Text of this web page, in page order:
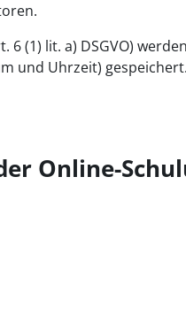
(1) lit. a) DSGVO)
und Uhrzeit) gespeichert.
Online-